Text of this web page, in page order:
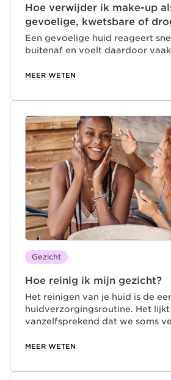
Hoe verwijder ik make-up
gevoelige, kwetsbare of
Een gevoelige huid reageert
buitenaf en voelt daardoor
ongelijkmatige huidstructuur
hydrolipidelaag raakt
zorgzame reiniging essentieel.
up voorzichtig met een make-
speciaal is ontwikkeld voor de
zodat je de huid kalmeert én
MEER WETEN
Gezicht
Hoe reinig ik mijn gezicht?
Het reinigen van je huid is de
huidverzorgingsroutine. Het lijkt
vanzelfsprekend dat we soms
gezonde huid. Een
tijd om je huid zorgvuldig te
MEER WETEN